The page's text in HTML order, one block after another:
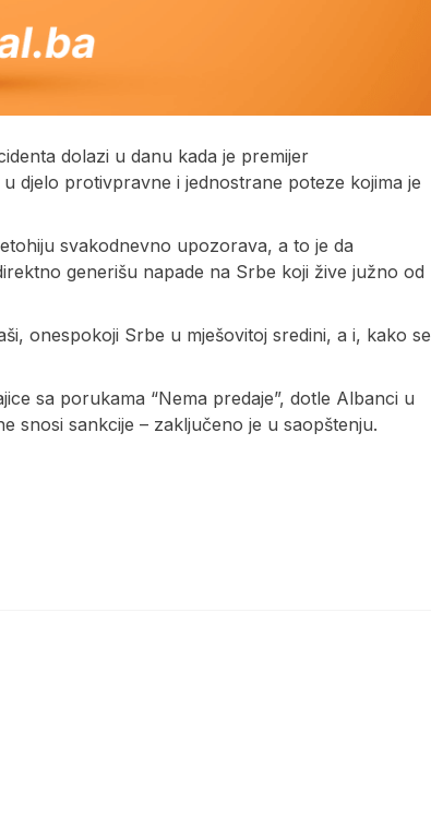
dolazi u danu kada je premijer
djelo protivpravne i jednostrane poteze kojima je
svakodnevno upozorava, a to je da
generišu napade na Srbe koji žive južno od
onespokoji Srbe u mješovitoj sredini, a i, kako se
sa porukama “Nema predaje”, dotle Albanci u
snosi sankcije – zaključeno je u saopštenju.